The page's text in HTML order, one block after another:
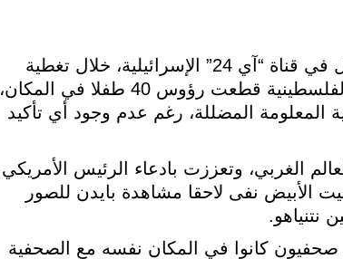
بدأت القصة عندما ادعت صحفية إسرائيلية تدعى نيكول زيديك، تعمل في قناة “آي 24” الإسرائيلية، خلال تغطية
مباشرة من مستوطنة كفار عزة قرب الحدود مع غزة، أن المقاومة الفلسطينية قطعت رؤوس 40 طفلا في المكان،
المضللة، رغم عدم وجود أي تأكيد
الغربي، وتعززت بادعاء الرئيس الأمريكي
الأبيض نفى لاحقا مشاهدة بايدن للصور
نتنياهو.
كانوا في المكان نفسه مع الصحفية